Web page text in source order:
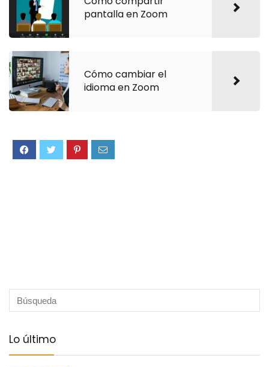
pantalla en Zoom
Cómo cambiar el
idioma en Zoom
Lo último